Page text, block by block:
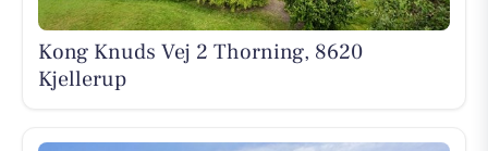
Kong Knuds Vej 2 Thorning, 8620
Kjellerup